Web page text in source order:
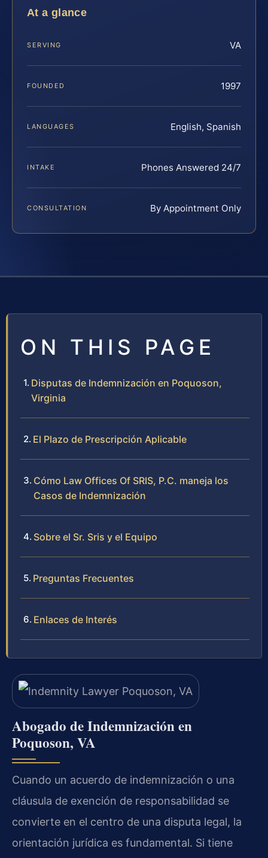
At a glance
SERVING VA
FOUNDED 1997
LANGUAGES English, Spanish
INTAKE Phones Answered 24/7
CONSULTATION By Appointment Only
ON THIS PAGE
Disputas de Indemnización en Poquoson,
Virginia
El Plazo de Prescripción Aplicable
Cómo Law Offices Of SRIS, P.C. maneja los
Casos de Indemnización
Sobre el Sr. Sris y el Equipo
Preguntas Frecuentes
Enlaces de Interés
Abogado de Indemnización en
Poquoson, VA
Cuando un acuerdo de indemnización o una
cláusula de exención de responsabilidad se
convierte en el centro de una disputa legal, la
orientación jurídica es fundamental. Si tiene